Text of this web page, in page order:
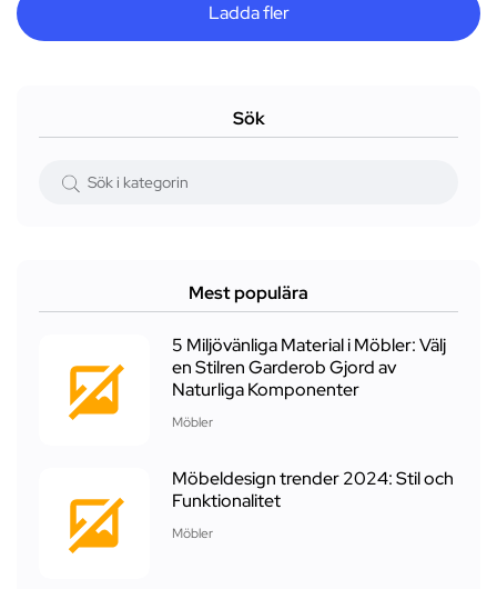
Ladda fler
Sök
Mest populära
5 Miljövänliga Material i Möbler: Välj
en Stilren Garderob Gjord av
Naturliga Komponenter
Möbler
Möbeldesign trender 2024: Stil och
Funktionalitet
Möbler